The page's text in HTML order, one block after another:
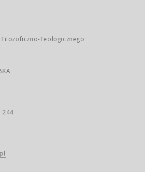
Teologicznego
244